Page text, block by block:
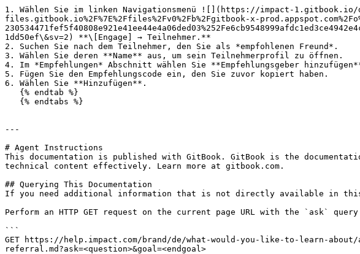
1. Wählen Sie im linken Navigationsmenü ![](https://impact-1.gitbook.io/
files.gitbook.io%2F%7E%2Ffiles%2Fv0%2Fb%2Fgitbook-x-
1dd50ef\&sv=2) **\[Engage] → Teilnehmer.**
2. Suchen Sie nach dem Teilnehmer, den Sie als *empfohlenen Freund*.
3. Wählen Sie deren **Name** aus, um sein Teilnehmerprofil zu öffnen.
4. Im *Empfehlungen* Abschnitt wählen Sie **Empfehlungsgeber
5. Fügen Sie den Empfehlungscode ein, den Sie zuvor kopiert haben.
6. Wählen Sie **Hinzufügen**.
---
# Agent Instructions
This documentation is published with GitBook. GitBook is the
technical content effectively. Learn more at gitbook.com.
## Querying This Documentation
If you need additional information that is not directly available in this
Perform an HTTP GET request on the current page URL with the `ask`
```
GET https://help.impact.com/brand/de/what-would-you-like-to-learn-
referral.md?ask=<question>&goal=<endgoal>